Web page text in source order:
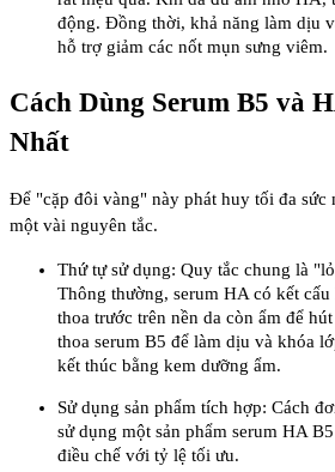
động. Đồng thời, khả năng làm dịu
hỗ trợ giảm các nốt mụn sưng viêm.
Cách Dùng Serum B5 và
Nhất
Để "cặp đôi vàng" này phát huy tối đa sức
một vài nguyên tắc.
Thứ tự sử dụng: Quy tắc chung là
Thông thường, serum HA có kết
thoa trước trên nền da còn ẩm để
thoa serum B5 để làm dịu và khóa
kết thúc bằng kem dưỡng ẩm.
Sử dụng sản phẩm tích hợp: Cách
sử dụng một sản phẩm serum HA
điều chế với tỷ lệ tối ưu.